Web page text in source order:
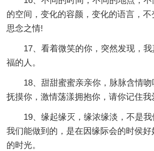
的空间，变化的容颜，变化的语言，
思念之情!
17、看着微笑的你，突然发现，我
福的人。
18、甜甜蜜蜜亲亲你，脉脉含情吻
抚摸你，激情荡漾拥抱你，请你记住我
19、缘起缘灭，缘浓缘淡，不是我
我们能做到的，是在因缘际会的时侯
的时光。